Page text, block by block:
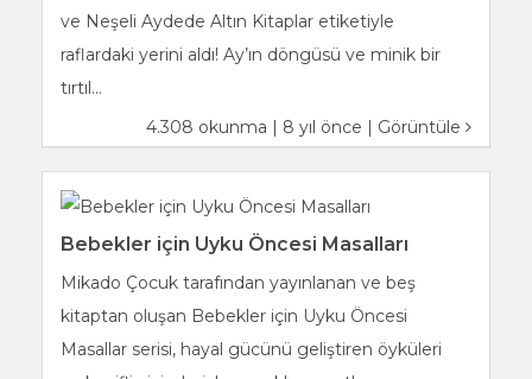
ve Neşeli Aydede Altın Kitaplar etiketiyle
raflardaki yerini aldı! Ay’ın döngüsü ve minik bir
tırtıl...
4.308 okunma | 8 yıl önce | Görüntüle
Bebekler için Uyku Öncesi Masalları
Mikado Çocuk tarafından yayınlanan ve beş
kitaptan oluşan Bebekler için Uyku Öncesi
Masallar serisi, hayal gücünü geliştiren öyküleri